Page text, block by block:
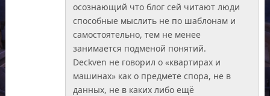
осознающий что блог сей читают люди
способные мыслить не по шаблонам и
самостоятельно, тем не менее
занимается подменой понятий.
Deckven не говорил о «квартирах и
машинах» как о предмете спора, не в
данных, не в каких либо ещё